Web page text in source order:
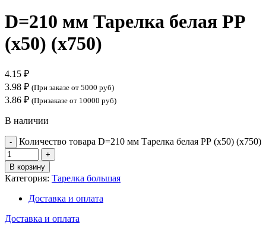
D=210 мм Тарелка белая PР
(х50) (х750)
4.15 ₽
3.98 ₽ (При заказе от 5000 руб)
3.86 ₽ (Призаказе от 10000 руб)
В наличии
Количество товара D=210 мм Тарелка белая PР (х50) (х750)
В корзину
Категория: Тарелка большая
Доставка и оплата
Доставка и оплата